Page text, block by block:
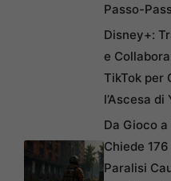
Passo-
Disney+:
e
TikTok per
l’Ascesa di
Da Gioco
Chiede
Paralisi